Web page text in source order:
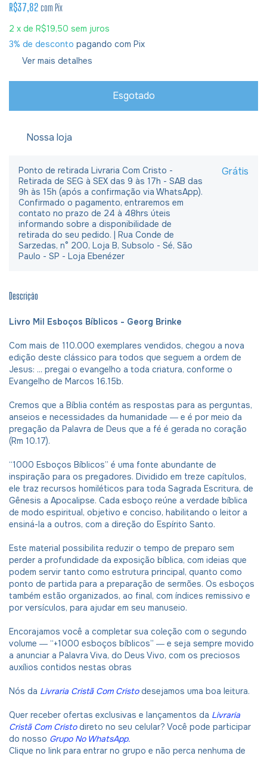
R$37,82 com Pix
2 x de R$19,50 sem juros
3% de desconto pagando com Pix
Ver mais detalhes
Nossa loja
Ponto de retirada Livraria Com Cristo -
Retirada de SEG à SEX das 9 às 17h - SAB das
9h às 15h (após a confirmação via WhatsApp).
Confirmado o pagamento, entraremos em
contato no prazo de 24 à 48hrs úteis
informando sobre a disponibilidade de
retirada do seu pedido. | Rua Conde de
Sarzedas, n° 200, Loja B, Subsolo - Sé, São
Paulo - SP - Loja Ebenézer
Grátis
Descrição
Livro Mil Esboços Bíblicos - Georg Brinke
Com mais de 110.000 exemplares vendidos, chegou a nova
edição deste clássico para todos que seguem a ordem de
Jesus: ... pregai o evangelho a toda criatura, conforme o
Evangelho de Marcos 16.15b.
Cremos que a Bíblia contém as respostas para as perguntas,
anseios e necessidades da humanidade ― e é por meio da
pregação da Palavra de Deus que a fé é gerada no coração
(Rm 10.17).
“1000 Esboços Bíblicos” é uma fonte abundante de
inspiração para os pregadores. Dividido em treze capítulos,
ele traz recursos homiléticos para toda Sagrada Escritura, de
Gênesis a Apocalipse. Cada esboço reúne a verdade bíblica
de modo espiritual, objetivo e conciso, habilitando o leitor a
ensiná-la a outros, com a direção do Espírito Santo.
Este material possibilita reduzir o tempo de preparo sem
perder a profundidade da exposição bíblica, com ideias que
podem servir tanto como estrutura principal, quanto como
ponto de partida para a preparação de sermões. Os esboços
também estão organizados, ao final, com índices remissivo e
por versículos, para ajudar em seu manuseio.
Encorajamos você a completar sua coleção com o segundo
volume ― “+1000 esboços bíblicos” ― e seja sempre movido
a anunciar a Palavra Viva, do Deus Vivo, com os preciosos
auxílios contidos nestas obras
Nós da Livraria Cristã Com Cristo desejamos uma boa leitura.
Quer receber ofertas exclusivas e lançamentos da Livraria
Cristã Com Cristodireto no seu celular? Você pode participar
do nosso Grupo No WhatsApp.
Clique no link para entrar no grupo e não perca nenhuma de